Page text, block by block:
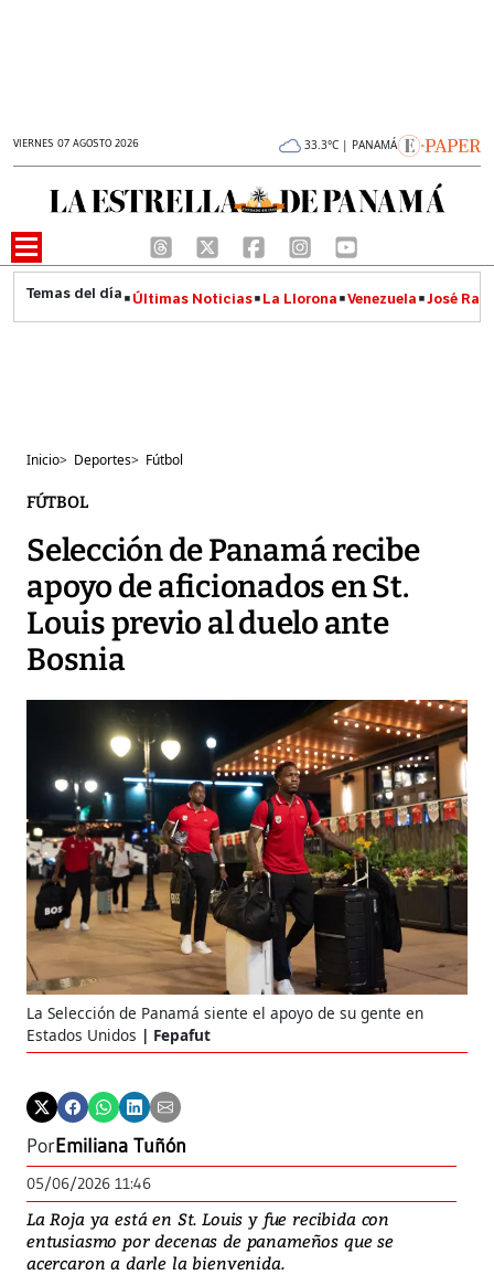
VIERNES 07 AGOSTO 2026 33.3°C | PANAMÁ
Últimas Noticias La Llorona Venezuela José
Inicio> Deportes> Fútbol
FÚTBOL
Selección de Panamá recibe
apoyo de aficionados en St.
Louis previo al duelo ante
Bosnia
La Selección de Panamá siente el apoyo de su gente en
Estados Unidos
Fepafut
PorEmiliana Tuñón
05/06/2026 11:46
La Roja ya está en St. Louis y fue recibida con
entusiasmo por decenas de panameños que se
acercaron a darle la bienvenida.